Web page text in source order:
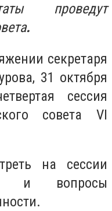
проведут
.
секретаря
31 октября
сессия
совета VI
на сессии
и вопросы